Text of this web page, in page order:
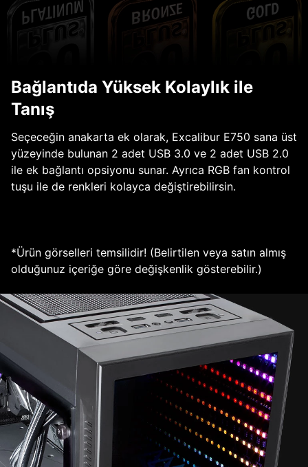
Bağlantıda Yüksek Kolaylık ile
Tanış
Seçeceğin anakarta ek olarak, Excalibur E750 sana üst
yüzeyinde bulunan 2 adet USB 3.0 ve 2 adet USB 2.0
ile ek bağlantı opsiyonu sunar. Ayrıca RGB fan kontrol
tuşu ile de renkleri kolayca değiştirebilirsin.
*Ürün görselleri temsilidir! (Belirtilen veya satın almış
olduğunuz içeriğe göre değişkenlik gösterebilir.)